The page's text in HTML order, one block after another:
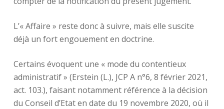
L’« Affaire » reste donc à suivre, mais elle suscite
déjà un fort engouement en doctrine.
Certains évoquent une « mode du contentieux
administratif » (Erstein (L.), JCP A n°6, 8 février 2021,
act. 103.), faisant notamment référence à la décision
du Conseil d’Etat en date du 19 novembre 2020, où il